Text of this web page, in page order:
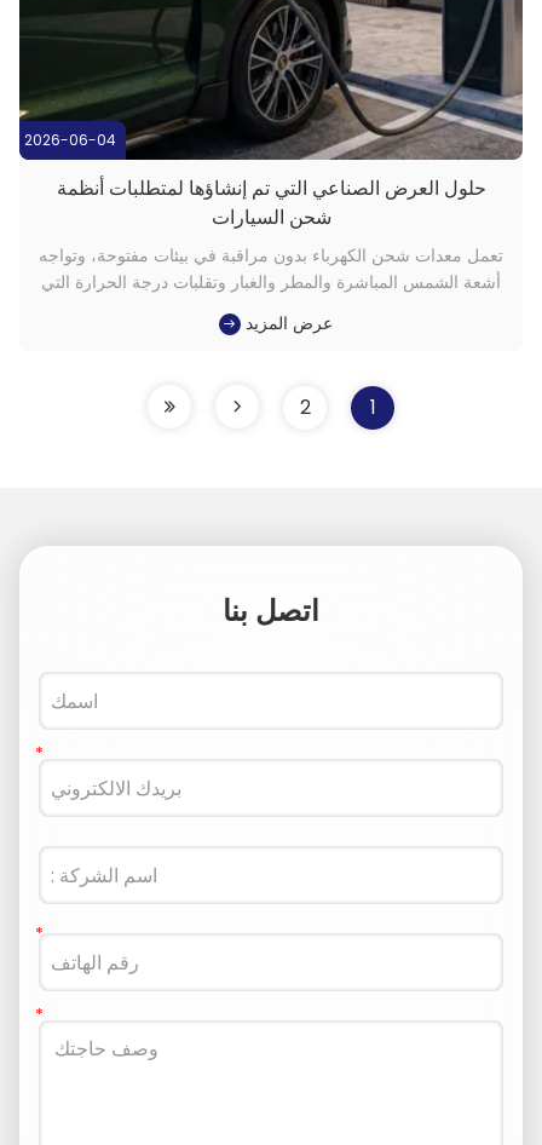
2026-06-04
حلول العرض الصناعي التي تم إنشاؤها لمتطلبات أنظمة
شحن السيارات
تعمل معدات شحن الكهرباء بدون مراقبة في بيئات مفتوحة، وتواجه
أشعة الشمس المباشرة والمطر والغبار وتقلبات درجة الحرارة التي
يمكن أن تتجاوز 50 درجة مئوية بين الفصول.واجهة العرض هي نقطة
الاتصال الرئيسية بين النظام والمستخدم، التعامل مع كل شيء من
عرض المزيد
1
2
اتصل بنا